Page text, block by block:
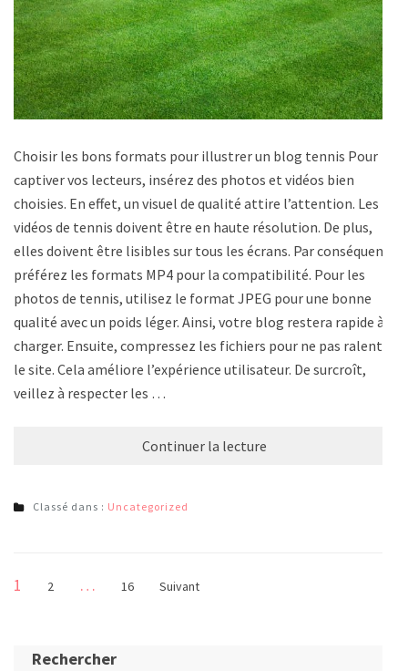
Choisir les bons formats pour illustrer un blog tennis Pour
captiver vos lecteurs, insérez des photos et vidéos bien
choisies. En effet, un visuel de qualité attire l’attention. Les
vidéos de tennis doivent être en haute résolution. De plus,
elles doivent être lisibles sur tous les écrans. Par conséquent,
préférez les formats MP4 pour la compatibilité. Pour les
photos de tennis, utilisez le format JPEG pour une bonne
qualité avec un poids léger. Ainsi, votre blog restera rapide à
charger. Ensuite, compressez les fichiers pour ne pas ralentir
le site. Cela améliore l’expérience utilisateur. De surcroît,
veillez à respecter les …
Continuer la lecture
Classé dans : Uncategorized
Pagination
publications
Page
1 Page
2 … Page
16 Suivant
Rechercher